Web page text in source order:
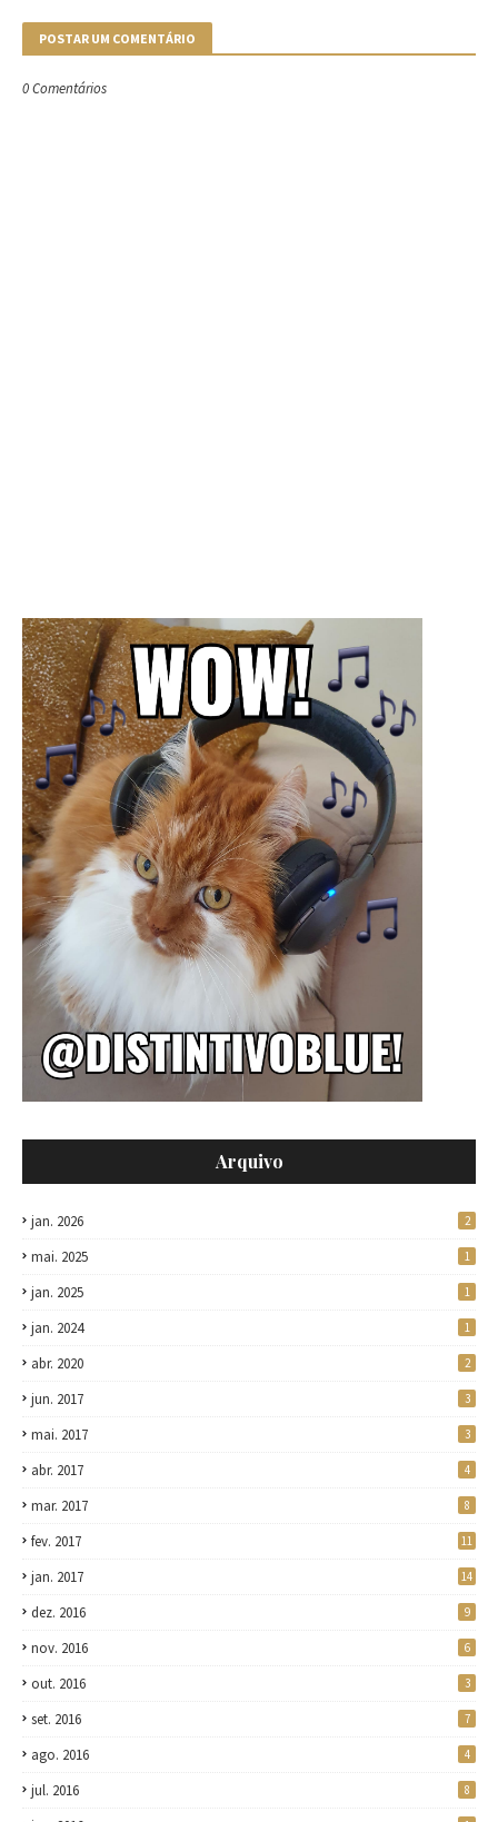
POSTAR UM COMENTÁRIO
0 Comentários
Arquivo
jan. 2026 2
mai. 2025 1
jan. 2025 1
jan. 2024 1
abr. 2020 2
jun. 2017 3
mai. 2017 3
abr. 2017 4
mar. 2017 8
fev. 2017 11
jan. 2017 14
dez. 2016 9
nov. 2016 6
out. 2016 3
set. 2016 7
ago. 2016 4
jul. 2016 8